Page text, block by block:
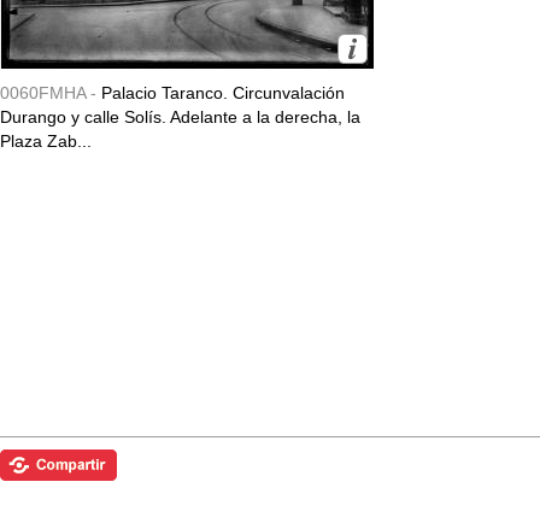
0060FMHA - Palacio Taranco. Circunvalación
Durango y calle Solís. Adelante a la derecha, la
Plaza Zab...